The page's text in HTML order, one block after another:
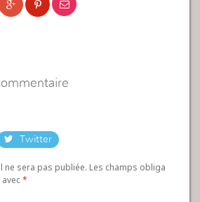
Twitter
ne sera pas publiée. Les champs obliga
avec*